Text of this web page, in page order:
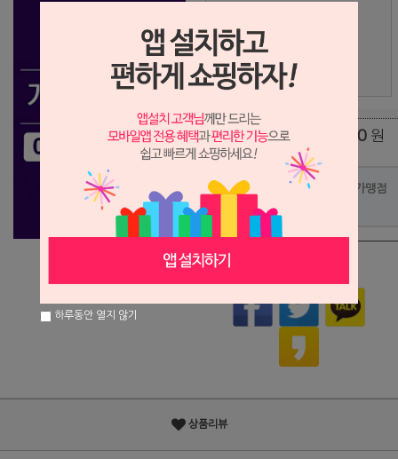
상품가 116,000
배송비 (조건)
총 상품 금액 0 원
포인트사용 가맹점
상품리뷰
하루동안 열지 않기